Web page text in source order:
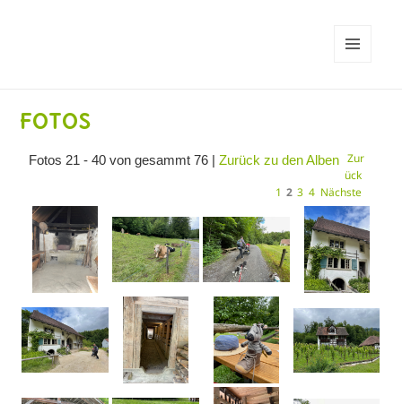
Fotos
Fotos 21 - 40 von gesammt 76 |Zurück zu den Alben Zur
ück
1 2 3 4 Nächste